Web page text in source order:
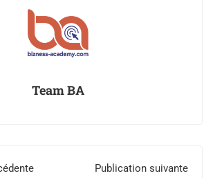
Team BA
Publication suivante